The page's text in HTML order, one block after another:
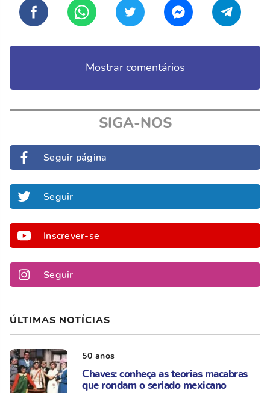
Mostrar comentários
SIGA-NOS
Seguir página
Seguir
Inscrever-se
Seguir
ÚLTIMAS NOTÍCIAS
50 anos
Chaves: conheça as teorias macabras
que rondam o seriado mexicano